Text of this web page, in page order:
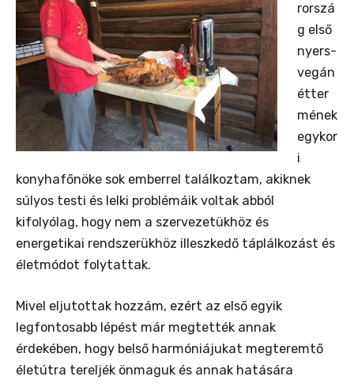
rorszá
g első
nyers-
vegán
étter
mének
egykor
i
konyhafőnöke sok emberrel találkoztam, akiknek
súlyos testi és lelki problémáik voltak abból
kifolyólag, hogy nem a szervezetükhöz és
energetikai rendszerükhöz illeszkedő táplálkozást és
életmódot folytattak.
Mivel eljutottak hozzám, ezért az első egyik
legfontosabb lépést már megtették annak
érdekében, hogy belső harmóniájukat megteremtő
életútra tereljék önmaguk és annak hatására